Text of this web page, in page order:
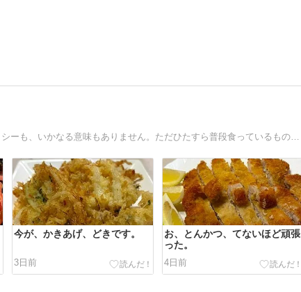
今が、かきあげ、どきです。
3日前
お、とんかつ、てないほど頑張
った。
4日前